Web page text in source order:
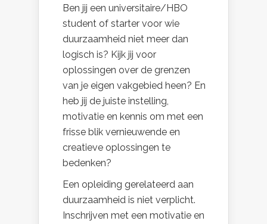
Ben jij een universitaire/HBO
student of starter voor wie
duurzaamheid niet meer dan
logisch is? Kijk jij voor
oplossingen over de grenzen
van je eigen vakgebied heen? En
heb jij de juiste instelling,
motivatie en kennis om met een
frisse blik vernieuwende en
creatieve oplossingen te
bedenken?
Een opleiding gerelateerd aan
duurzaamheid is niet verplicht.
Inschrijven met een motivatie en